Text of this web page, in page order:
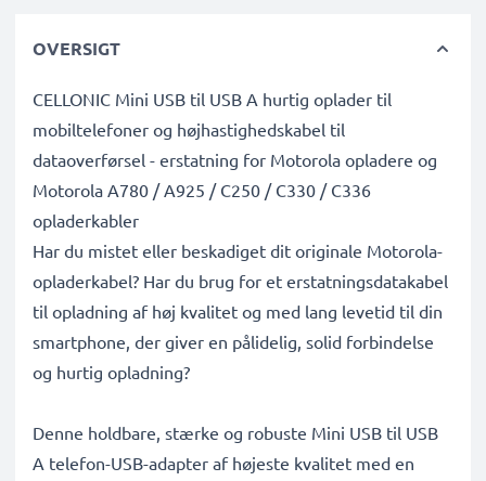
OVERSIGT
CELLONIC Mini USB til USB A hurtig oplader til
mobiltelefoner og højhastighedskabel til
dataoverførsel - erstatning for Motorola opladere og
Motorola A780 / A925 / C250 / C330 / C336
opladerkabler
Har du mistet eller beskadiget dit originale Motorola-
opladerkabel? Har du brug for et erstatningsdatakabel
til opladning af høj kvalitet og med lang levetid til din
smartphone, der giver en pålidelig, solid forbindelse
og hurtig opladning?
Denne holdbare, stærke og robuste Mini USB til USB
A telefon-USB-adapter af højeste kvalitet med en